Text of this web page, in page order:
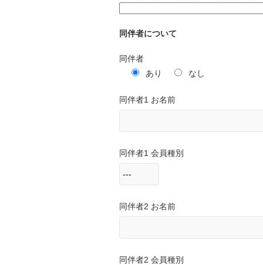
同伴者について
同伴者
あり
なし
同伴者1 お名前
同伴者1 会員種別
同伴者2 お名前
同伴者2 会員種別